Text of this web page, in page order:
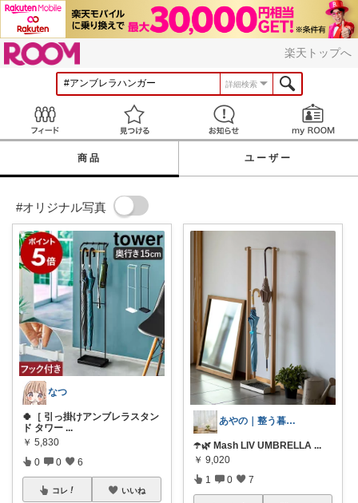
楽天トップへ
詳細検索
見つける お知らせ
商品 ユーザー
#オリジナル写真
なつ
🍀［ 引っ掛けアンブレラスタン
ド タワー ...
￥ 5,830
0 0 6
コレ いいね
あやの｜整う暮らしROOM
☂️🌿 Mash LIV UMBRELLA ...
￥ 9,020
1 0 7